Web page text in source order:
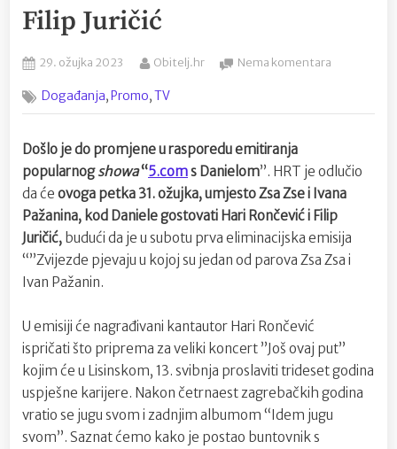
Filip Juričić
Posted
29. ožujka 2023 By
Obitelj.hr Nema komentara
kod
Zsa
Zse
i
Ivana
Pažanina
gostovat
Juričić
Događanja,Promo,TV
Došlo je do promjene u rasporedu emitiranja
popularnogshowa“5.coms Danielom”. HRT je odlučio
da će ovoga petka 31. ožujka, umjesto Zsa Zse i Ivana
Pažanina, kod Daniele gostovati Hari Rončević i Filip
Juričić, budući da je u subotu prva eliminacijska emisija
“”Zvijezde pjevaju u kojoj su jedan od parova Zsa Zsa i
Ivan Pažanin.
U emisiji će nagrađivani kantautor Hari Rončević
ispričati što priprema za veliki koncert ”Još ovaj put”
kojim će u Lisinskom, 13. svibnja proslaviti trideset godina
uspješne karijere. Nakon četrnaest zagrebačkih godina
vratio se jugu svom i zadnjim albumom “Idem jugu
svom”. Saznat ćemo kako je postao buntovnik s